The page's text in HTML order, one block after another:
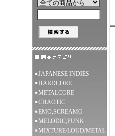
JAPANESE INDIES
HARDCORE
METALCORE
CHAOTIC
EMO,SCREAMO
MELODIC,PUNK
MIXTURE/LOUD/METAL